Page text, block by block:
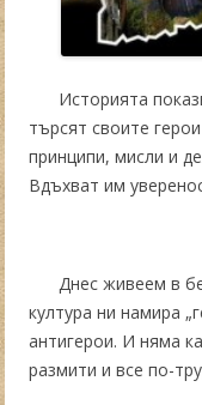
Историята
търсят своите
принципи, мисли и
Вдъхват им
Днес живеем в
култура ни намира
антигерои. И няма
размити и все по-